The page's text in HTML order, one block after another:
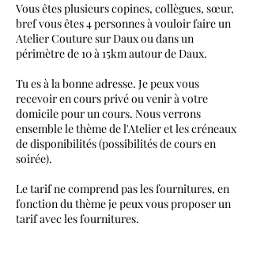
Vous êtes plusieurs copines, collègues, sœur,
bref vous êtes 4 personnes à vouloir faire un
Atelier Couture sur Daux ou dans un
périmètre de 10 à 15km autour de Daux.
Tu es à la bonne adresse. Je peux vous
recevoir en cours privé ou venir à votre
domicile pour un cours. Nous verrons
ensemble le thème de l'Atelier et les créneaux
de disponibilités (possibilités de cours en
soirée).
Le tarif ne comprend pas les fournitures, en
fonction du thème je peux vous proposer un
tarif avec les fournitures.